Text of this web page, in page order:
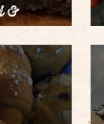
&